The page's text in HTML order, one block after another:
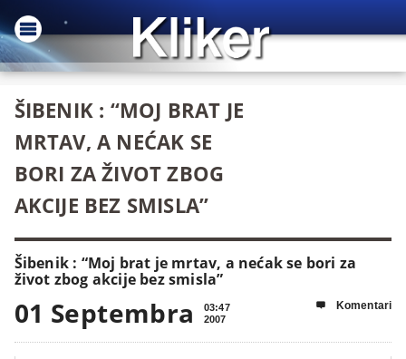
ŠIBENIK : “MOJ BRAT JE
MRTAV, A NEĆAK SE
BORI ZA ŽIVOT ZBOG
AKCIJE BEZ SMISLA”
Šibenik : “Moj brat je mrtav, a nećak se bori za
život zbog akcije bez smisla”
01 Septembra
03:47
2007
 Komentari